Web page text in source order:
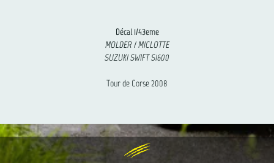
Décal 1/43eme
MOLDER / MICLOTTE
SUZUKI SWIFT S1600
Tour de Corse 2008